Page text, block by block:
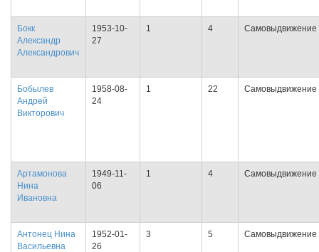
Бокк
Александр
Александрович
1953-10-
27
1 4 Самовыдвижение
Бобылев
Андрей
Викторович
1958-08-
24
1 22 Самовыдвижение
Артамонова
Нина
Ивановна
1949-11-
06
1 4 Самовыдвижение
Антонец Нина
Васильевна
1952-01-
26
3 5 Самовыдвижение